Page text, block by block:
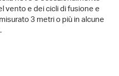
vento e dei cicli di fusione e
3 metri o più in alcune